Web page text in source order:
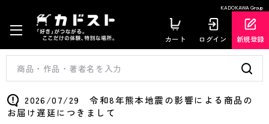
KADOKAWA Group
カート ログイン 新規登録
2026/07/29 令和8年熊本地震の影響による商品の
お届け遅延につきまして